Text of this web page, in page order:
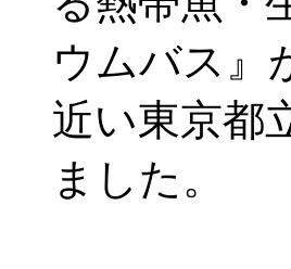
ウムバス』
近い東京都
ました。